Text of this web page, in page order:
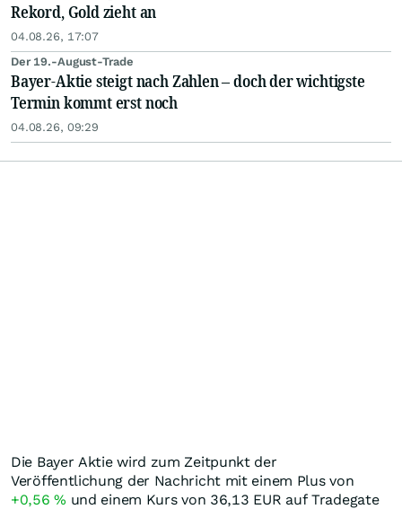
Rekord, Gold zieht an
04.08.26, 17:07
Der 19.-August-Trade
Bayer-Aktie steigt nach Zahlen – doch der wichtigste
Termin kommt erst noch
04.08.26, 09:29
Die Bayer Aktie wird zum Zeitpunkt der
Veröffentlichung der Nachricht mit einem Plus von
+0,56% und einem Kurs von 36,13 EUR auf Tradegate